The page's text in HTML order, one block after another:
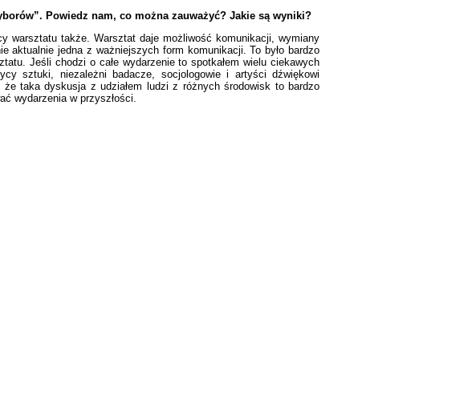
Powiedz nam, co można zauważyć? Jakie są wyniki?
także. Warsztat daje możliwość komunikacji, wymiany
aktualnie jedna z ważniejszych form komunikacji. To było bardzo
Jeśli chodzi o całe wydarzenie to spotkałem wielu ciekawych
sztuki, niezależni badacze, socjologowie i artyści dźwiękowi
taka dyskusja z udziałem ludzi z różnych środowisk to bardzo
wydarzenia w przyszłości.